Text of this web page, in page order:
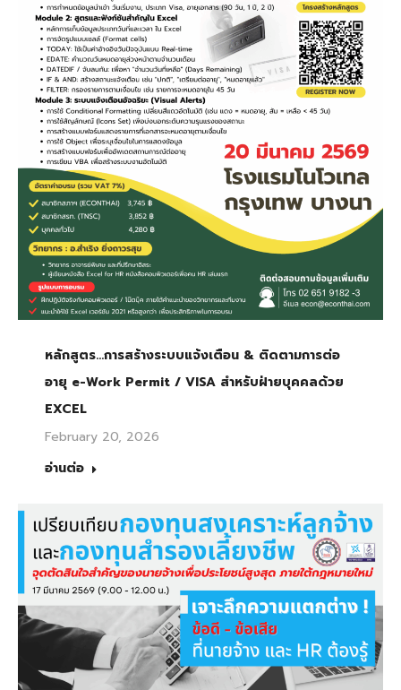
หลักสูตร…การสร้างระบบแจ้งเตือน & ติดตามการต่อ
อายุ e-Work Permit / VISA สำหรับฝ่ายบุคคลด้วย
EXCEL
February 20, 2026
อ่านต่อ